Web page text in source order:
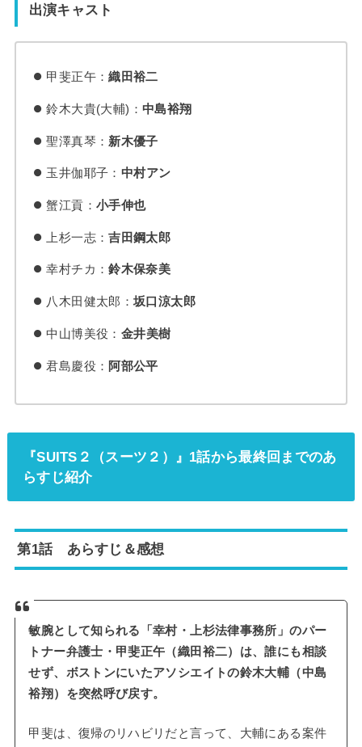
出演キャスト
甲斐正午：織田裕二
鈴木大貴(大輔)： 中島裕翔
聖澤真琴： 新木優子
玉井伽耶子 ： 中村アン
蟹江貢： 小手伸也
上杉一志：吉田鋼太郎
幸村チカ：鈴木保奈美
八木田健太郎：坂口涼太郎
中山博美役： 金井美樹
君島慶役： 阿部公平
『SUITS２（スーツ２）』1話から最終回までのあ
らすじ紹介
第1話 あらすじ＆感想
敏腕として知られる「幸村・上杉法律事務所」のパー
トナー弁護士・甲斐正午（織田裕二）は、誰にも相談
せず、ボストンにいたアソシエイトの鈴木大輔（中島
裕翔）を突然呼び戻す。
甲斐は、復帰のリハビリだと言って、大輔にある案件